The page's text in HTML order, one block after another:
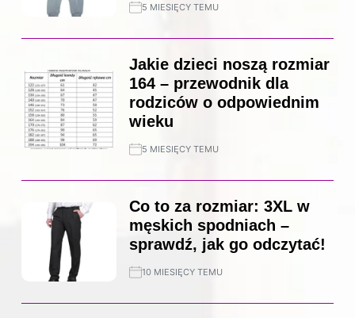
5 MIESIĘCY TEMU
Jakie dzieci noszą rozmiar
164 – przewodnik dla
rodziców o odpowiednim
wieku
5 MIESIĘCY TEMU
Co to za rozmiar: 3XL w
męskich spodniach –
sprawdź, jak go odczytać!
10 MIESIĘCY TEMU